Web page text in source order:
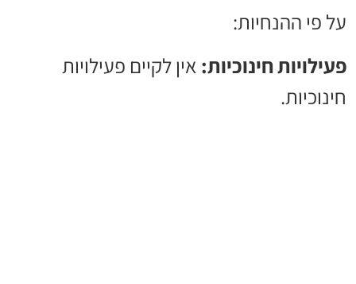
על פי ההנחיות:
פעילויות חינוכיות: אין לקיים פעילויות
חינוכיות.